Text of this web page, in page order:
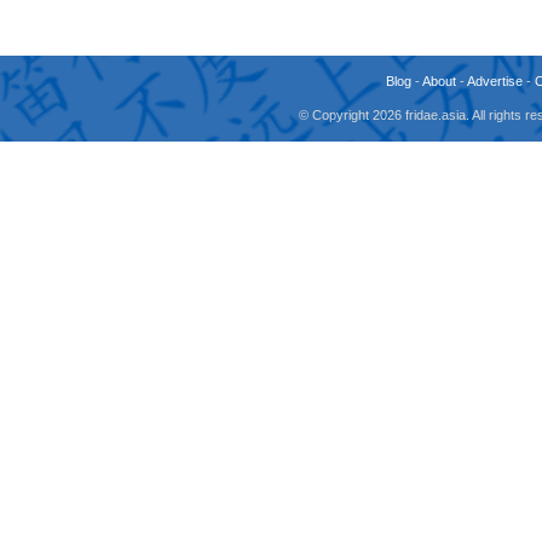
Blog -About -Advertise -
© Copyright 2026 fridae.asia. All rights